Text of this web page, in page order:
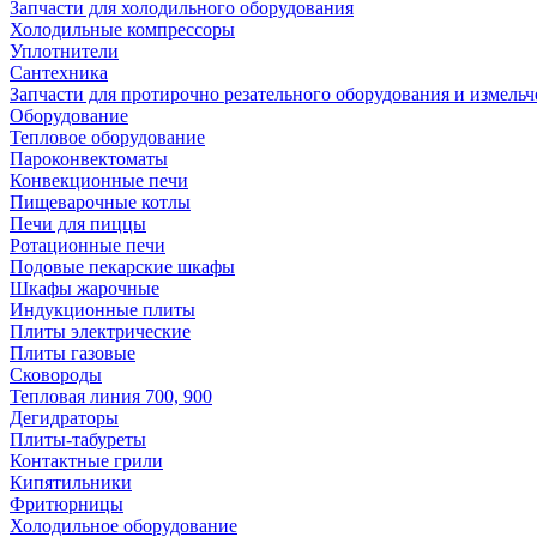
Запчасти для холодильного оборудования
Холодильные компрессоры
Уплотнители
Сантехника
Запчасти для протирочно резательного оборудования и
Оборудование
Тепловое оборудование
Пароконвектоматы
Конвекционные печи
Пищеварочные котлы
Печи для пиццы
Ротационные печи
Подовые пекарские шкафы
Шкафы жарочные
Индукционные плиты
Плиты электрические
Плиты газовые
Сковороды
Тепловая линия 700, 900
Дегидраторы
Плиты-табуреты
Контактные грили
Кипятильники
Фритюрницы
Холодильное оборудование